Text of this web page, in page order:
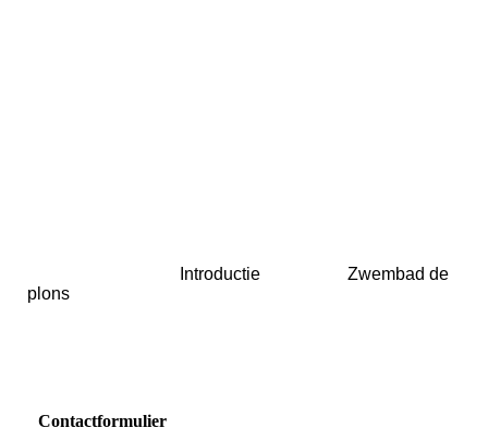
Introductie Zwembad de
plons
Contactformulier